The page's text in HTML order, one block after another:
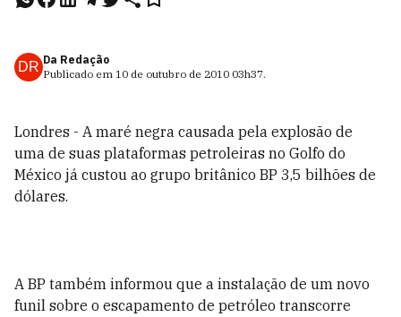
DR Da Redação
Publicado em 10 de outubro de 2010 03h37.
Londres - A maré negra causada pela explosão de
uma de suas plataformas petroleiras no Golfo do
México já custou ao grupo britânico BP 3,5 bilhões de
dólares.
A BP também informou que a instalação de um novo
funil sobre o escapamento de petróleo transcorre